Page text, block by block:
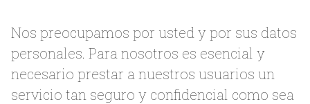
Nos preocupamos por usted y por sus datos
personales. Para nosotros es esencial y
necesario prestar a nuestros usuarios un
servicio tan seguro y confidencial como sea